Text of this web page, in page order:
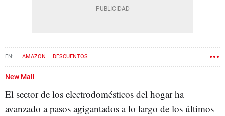
AMAZON DESCUENTOS
New Mall
El sector de los electrodomésticos del hogar ha
avanzado a pasos agigantados a lo largo de los últimos